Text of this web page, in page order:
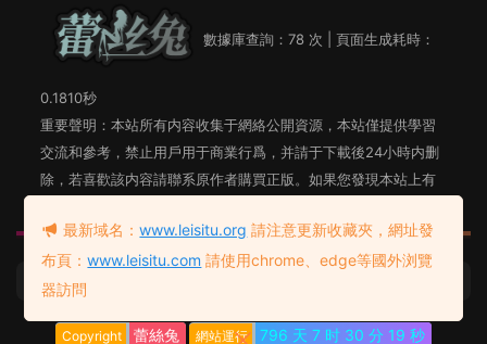
數據庫查詢：78 次 | 頁面生成耗時：
0.1810秒
重要聲明：本站所有内容收集于網絡公開資源，本站僅提供學習
交流和參考，禁止用戶用于商業行爲，并請于下載後24小時内删
除，若喜歡該内容請聯系原作者購買正版。如果您發現本站上有
Copyright 蕾絲兔 網站運行 796 天 7 时 30 分 19 秒
最新域名：www.leisitu.org 請注意更新收藏夾，網址發
布頁：www.leisitu.com 請使用chrome、edge等國外浏覽
器訪問